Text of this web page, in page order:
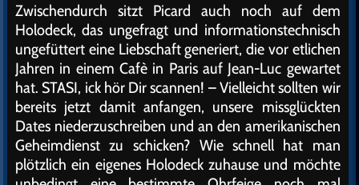
Zwischendurch sitzt Picard auch noch auf dem
Holodeck, das ungefragt und informationstechnisch
ungefüttert eine Liebschaft generiert, die vor etlichen
Jahren in einem Cafè in Paris auf Jean-Luc gewartet
hat. STASI, ick hör Dir scannen! – Vielleicht sollten wir
bereits jetzt damit anfangen, unsere missglückten
Dates niederzuschreiben und an den amerikanischen
Geheimdienst zu schicken? Wie schnell hat man
plötzlich ein eigenes Holodeck zuhause und möchte